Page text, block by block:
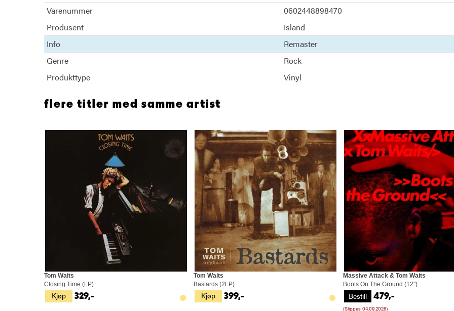
Varenummer
0602448898470
Produsent
Island
Info
Remaster
Genre
Rock
Produkttype
Vinyl
flere titler med samme artist
Kjøp
Tom Waits
Closing Time (LP)
329,- Kjøp
Tom Waits
Bastards (2LP)
399,- Bestill
Massive Attack & Tom Waits
Boots On The Ground (12")
(Slippes 04.09.2026)
479,-